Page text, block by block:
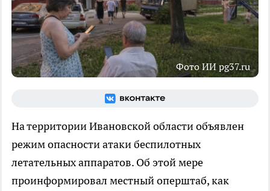
Фото ИИ pg37.ru
На территории Ивановской области объявлен
режим опасности атаки беспилотных
летательных аппаратов. Об этой мере
проинформировал местный оперштаб, как